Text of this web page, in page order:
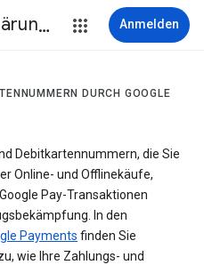
Datenschutzerklärung & Nutzungsbedingungen Anmelden
DURCH GOOGLE
Debitkartennummern, die Sie
Online- und Offlinekäufe,
Pay-Transaktionen
In den
Payments finden Sie
wie Ihre Zahlungs- und